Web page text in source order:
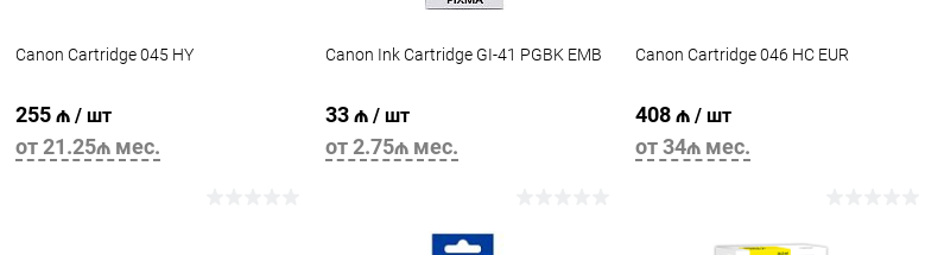
Canon Cartridge 045 HY
255 ₼ / шт
от 21.25₼ мес.
Canon Ink Cartridge GI-41 PGBK EMB
33 ₼ / шт
от 2.75₼ мес.
Canon Cartridge 046 HC EUR
408 ₼ / шт
от 34₼ мес.